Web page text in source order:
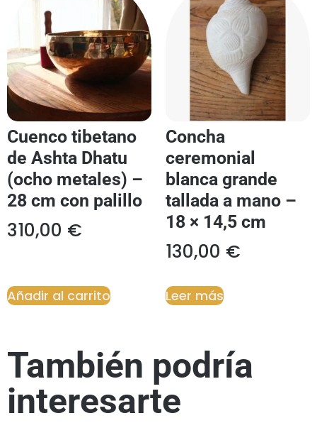
Cuenco tibetano
de Ashta Dhatu
(ocho metales) –
28 cm con palillo
310,00 €
Añadir al carrito
Concha
ceremonial
blanca grande
tallada a mano –
18 × 14,5 cm
130,00 €
Leer más
También podría
interesarte